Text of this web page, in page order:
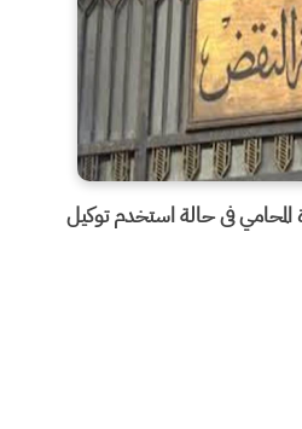
فى حالة استخدم توكيل